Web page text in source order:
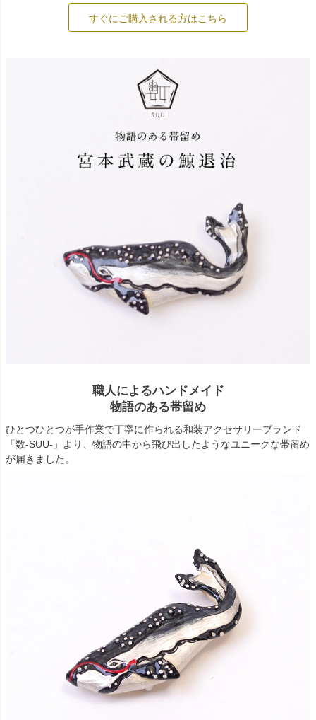
すぐにご購入される方はこちら
職人によるハンドメイド
物語のある帯留め
ひとつひとつが手作業で丁寧に作られる和装アクセサリーブランド
「数-SUU-」より、物語の中から飛び出したようなユニークな帯留め
が届きました。